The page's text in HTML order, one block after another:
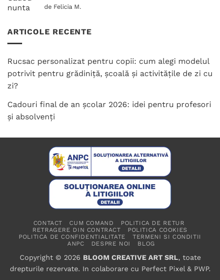
Evaluat la
de Felicia M.
ARTICOLE RECENTE
Rucsac personalizat pentru copii: cum alegi modelul
potrivit pentru grădiniță, școală și activitățile de zi cu
zi?
Cadouri final de an școlar 2026: idei pentru profesori
și absolvenți
CONTACT CUM COMAND
POLITICA DE RETUR
RETRAGERE DIN CONTRACT
POLITICA COOKIES
POLITICA DE CONFIDENTIALITATE
TERMENI SI CONDITII
ANPC
DESPRE NOI BLOG
Copyright © 2026 BLOOM CREATIVE ART SRL, toate
drepturile rezervate. In colaborare cu Perfect Pixel& PWP.